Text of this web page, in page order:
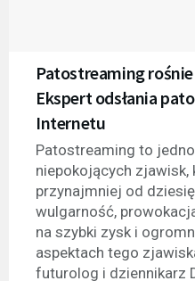
Patostreaming
Ekspert odsłania
Internetu
Patostreaming to
niepokojących zjawisk,
przynajmniej od
wulgarność,
na szybki zysk i
aspektach tego
futurolog i dziennikarz